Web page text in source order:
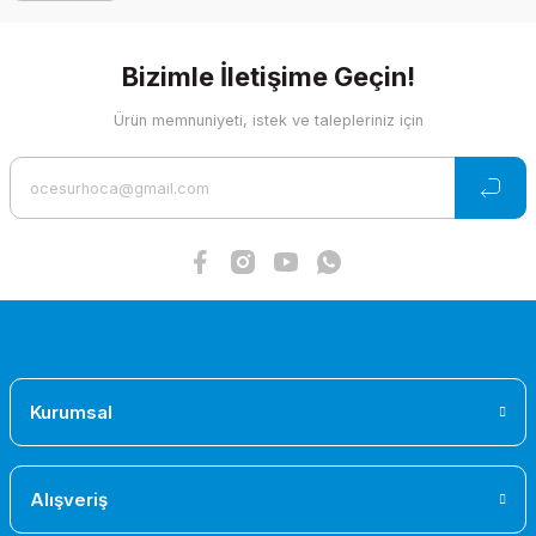
992,55 TL
1.389,56 TL
Bizimle İletişime Geçin!
Ürün memnuniyeti, istek ve talepleriniz için
Kurumsal
Alışveriş